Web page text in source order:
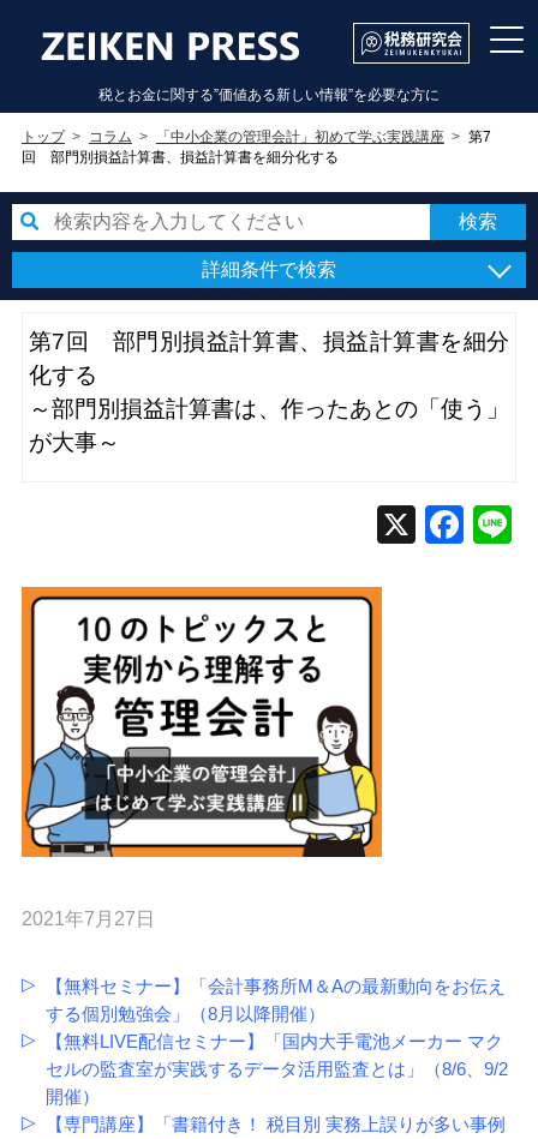
税とお金に関する”価値ある新しい情報”を必要な方に
トップ コラム 「中小企業の管理会計」初めて学ぶ実践講座
第7
回 部門別損益計算書、損益計算書を細分化する
詳細条件で検索
第7回 部門別損益計算書、損益計算書を細分
化する
～部門別損益計算書は、作ったあとの「使う」
が大事～
2021年7月27日
【無料セミナー】「会計事務所M＆Aの最新動向をお伝え
する個別勉強会」（8月以降開催）
【無料LIVE配信セミナー】「国内大手電池メーカー マク
セルの監査室が実践するデータ活用監査とは」（8/6、9/2
開催）
【専門講座】「書籍付き！ 税目別 実務上誤りが多い事例